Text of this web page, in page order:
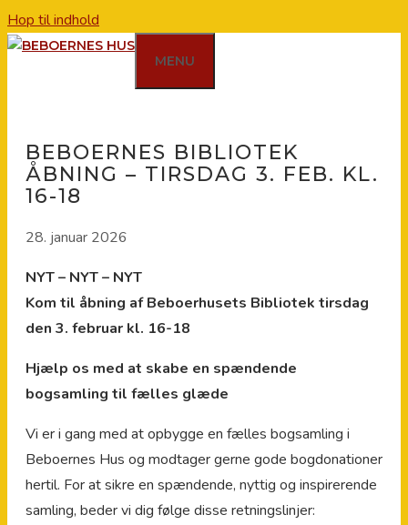
Hop til indhold
MENU
BEBOERNES BIBLIOTEK
ÅBNING – TIRSDAG 3. FEB. KL.
16-18
28. januar 2026
NYT – NYT – NYT
Kom til åbning af Beboerhusets Bibliotek tirsdag
den 3. februar kl. 16-18
Hjælp os med at skabe en spændende
bogsamling til fælles glæde
Vi er i gang med at opbygge en fælles bogsamling i
Beboernes Hus og modtager gerne gode bogdonationer
hertil. For at sikre en spændende, nyttig og inspirerende
samling, beder vi dig følge disse retningslinjer: